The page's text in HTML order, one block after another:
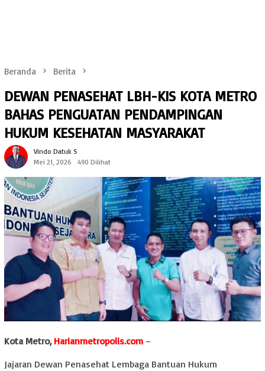
Beranda Berita
DEWAN PENASEHAT LBH-KIS KOTA METRO
BAHAS PENGUATAN PENDAMPINGAN
HUKUM KESEHATAN MASYARAKAT
Vindo Datuk S
Mei 21, 2026
490 Dilihat
Kota Metro, Harianmetropolis.com –
Jajaran Dewan Penasehat Lembaga Bantuan Hukum